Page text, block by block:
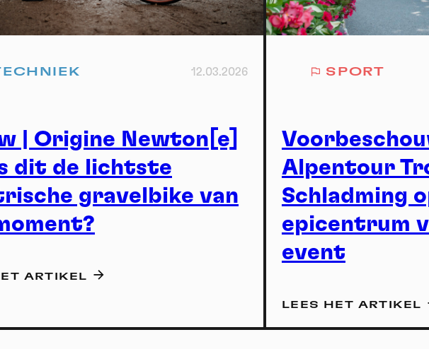
| Origine Newton[e]
dit de lichtste
gravelbike van
12.03.2026
ARTIKEL
Alpentour
Schladming
epicentrum
event
SPORT
LEES HET ARTIKEL